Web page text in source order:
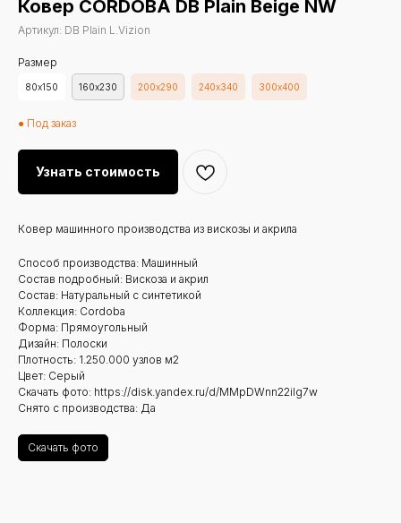
Ковер CORDOBA DB Plain Beige NW
Артикул: DB Plain L.Vizion
Размер
80х150 160х230 200х290 240х340 300х400
● Под заказ
Узнать стоимость
Ковер машинного производства из вискозы и акрила
Способ производства: Машинный
Состав подробный: Вискоза и акрил
Состав: Натуральный с синтетикой
Коллекция: Cordoba
Форма: Прямоугольный
Дизайн: Полоски
Плотность: 1.250.000 узлов м2
Цвет: Серый
Скачать фото: https://disk.yandex.ru/d/MMpDWnn22iIg7w
Снято с производства: Да
Скачать фото